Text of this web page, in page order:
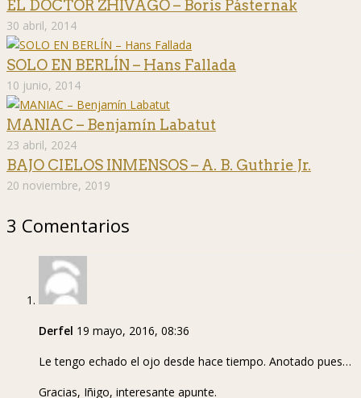
EL DOCTOR ZHIVAGO – Boris Pásternak
30 abril, 2014
SOLO EN BERLÍN – Hans Fallada
10 junio, 2014
MANIAC – Benjamín Labatut
23 abril, 2024
BAJO CIELOS INMENSOS – A. B. Guthrie Jr.
20 noviembre, 2019
3 Comentarios
Derfel 19 mayo, 2016, 08:36
Le tengo echado el ojo desde hace tiempo. Anotado pues…
Gracias, Iñigo, interesante apunte.